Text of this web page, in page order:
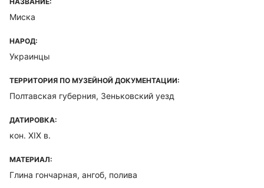
Миска
НАРОД:
Украинцы
ТЕРРИТОРИЯ ПО МУЗЕЙНОЙ ДОКУМЕНТАЦИИ:
Полтавская губерния, Зеньковский уезд
ДАТИРОВКА:
кон. XIX в.
МАТЕРИАЛ:
Глина гончарная, ангоб, полива